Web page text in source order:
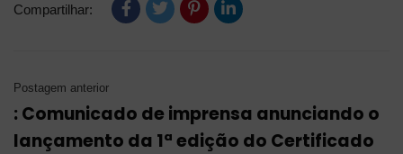
Compartilhar:
Postagem anterior
: Comunicado de imprensa anunciando o
lançamento da 1ª edição do Certificado